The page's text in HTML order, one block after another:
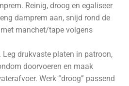
Reinig, droog en egaliseer
damprem aan, snijd rond de
manchet/tape volgens
drukvaste platen in patroon,
doorvoeren en maak
Werk “droog” passend